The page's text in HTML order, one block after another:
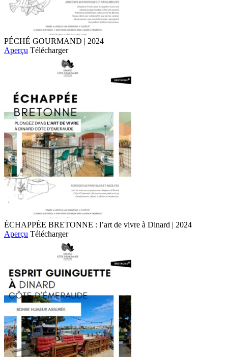
PÉCHÉ GOURMAND | 2024
Aperçu Télécharger
ÉCHAPPÉE BRETONNE : l’art de vivre à Dinard | 2024
Aperçu Télécharger